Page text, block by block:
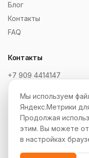
Блог
Контакты
FAQ
Контакты
+7 909 4414147
Telegram:
Пн–Пт, 10:00–19:00
Партнёрская
Мы используем
Яндекс.Метрики
Продолжая
этим. Вы можете
в настройках